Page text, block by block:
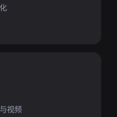
视频